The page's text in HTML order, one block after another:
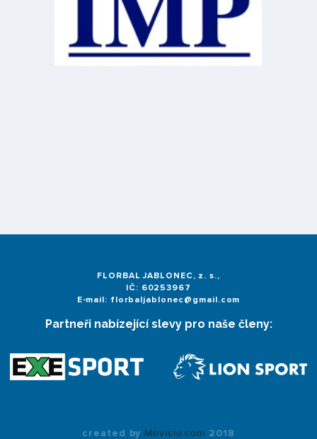
FLORBAL JABLONEC, z. s.,
IČ: 60253967
E-mail: florbaljablonec@gmail.com
Partneři nabízející slevy pro naše členy:
created by Movisio.com 2018